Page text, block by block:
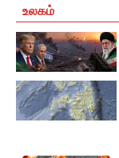
உலகம்